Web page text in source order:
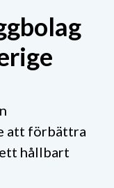
att förbättra
hållbart